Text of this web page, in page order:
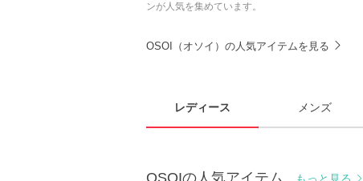
ンが人気を集めています。
OSOI（オソイ）の人気アイテムを見る
レディース メンズ
OSOIの人気アイテム もっと見る